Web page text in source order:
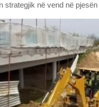
në vend në